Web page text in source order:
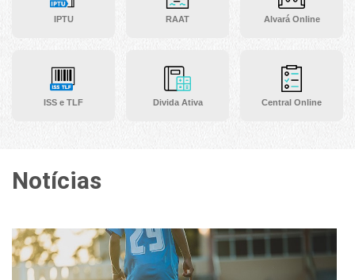
IPTU
ISS e TLF
RAAT
Divida Ativa
Alvará Online
Central Online
Notícias